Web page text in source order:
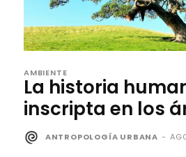
AMBIENTE
La historia
inscripta en los
ANTROPOLOGÍA URBANA -